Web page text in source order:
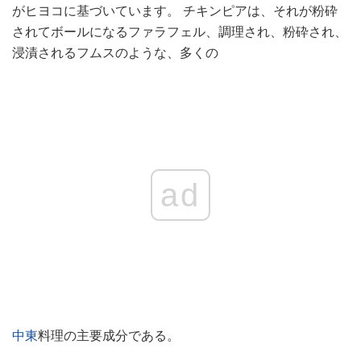
がヒヨコに基づいています。 チキンピアは、それが粉砕
されてボールになるファラフェル、調理され、粉砕され、
浸漬されるフムスのような、多くの
ad
中東料理の主要成分である。